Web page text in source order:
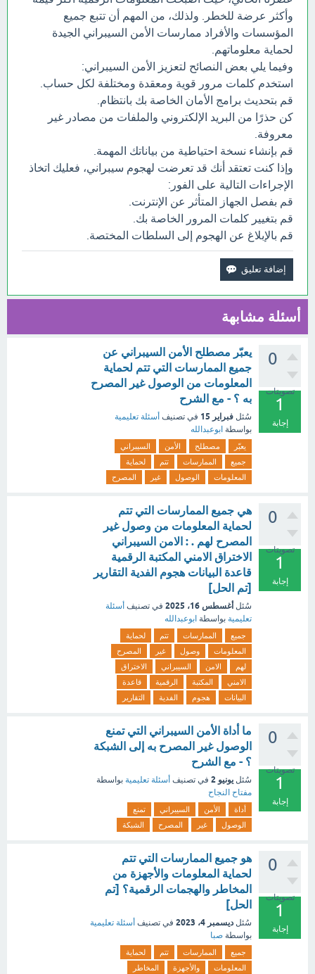
وأكثر عرضة للخطر. ولذلك، من المهم أن تتبع جميع
المؤسسات والأفراد ممارسات الأمن السيبراني الجيدة
لحماية معلوماتهم.
وفيما يلي بعض النصائح لتعزيز الأمن السيبراني:
استخدم كلمات مرور قوية ومعقدة ومختلفة لكل حساب.
قم بتحديث برامج الأمان الخاصة بك بانتظام.
كن حذرًا من البريد الإلكتروني والملفات من مصادر غير
معروفة.
قم بإنشاء نسخة احتياطية من بياناتك المهمة.
وإذا كنت تعتقد أنك قد تعرضت لهجوم سيبراني، فعليك اتخاذ
الإجراءات التالية على الفور:
قم بفصل الجهاز المتأثر عن الإنترنت.
قم بتغيير كلمات المرور الخاصة بك.
قم بالإبلاغ عن الهجوم إلى السلطات المختصة.
أسئلة مشابهة
0
تصويتات
1
إجابة
يعبّر مصطلح الأمن السيبراني عن
جميع الممارسات التي تتم لحماية
المعلومات من الوصول غير المصرح
به ؟ - مع الشرح
سُئل فبراير 15 في تصنيف أسئلة تعليمية
بواسطة ابوعبدالله
يعبّر مصطلح الأمن
السيبراني
جميع
الممارسات تتم
لحماية
المعلومات
الوصول غير المصرح
0
تصويتات
1
إجابة
هي جميع الممارسات التي تتم
لحماية المعلومات من وصول غير
المصرح لهم . : الامن السيبراني
الاختراق الامني المكتبة الرقمية
قاعدة البيانات هجوم الفدية التقارير
[تم الحل]
سُئل أغسطس 16، 2025 في تصنيف أسئلة
تعليمية بواسطة ابوعبدالله
جميع الممارسات تتم
لحماية
المعلومات
وصول غير
المصرح
لهم
الامن السيبراني
الاختراق
الامني
المكتبة الرقمية
قاعدة
البيانات
هجوم الفدية التقارير
0
تصويتات
1
إجابة
ما أداة الأمن السيبراني التي تمنع
الوصول غير المصرح به إلى الشبكة
؟ - مع الشرح
سُئل يونيو 2 في تصنيف أسئلة تعليمية بواسطة
مفتاح النجاح
أداة الأمن السيبراني
تمنع
الوصول
غير المصرح الشبكة
0
تصويتات
1
إجابة
هو جميع الممارسات التي تتم
لحماية المعلومات والأجهزة من
المخاطر والهجمات الرقمية؟ [تم
الحل]
سُئل ديسمبر 4، 2023 في تصنيف أسئلة تعليمية
بواسطة صبا
جميع الممارسات تتم
لحماية
المعلومات
والأجهزة
المخاطر